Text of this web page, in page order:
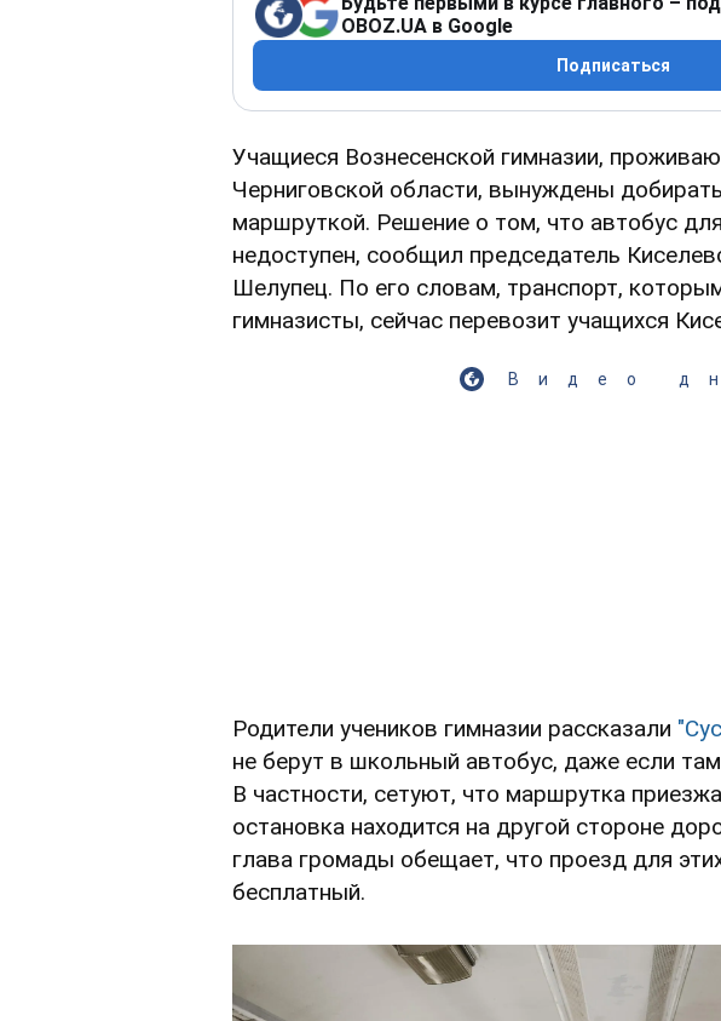
OBOZ.UA в Google
Подписаться
Учащиеся Вознесенской гимназии,
Черниговской области, вынуждены
маршруткой. Решение о том, что автобус
недоступен, сообщил председатель
Шелупец. По его словам, транспорт,
гимназисты, сейчас перевозит учащихся
Видео
Родители учеников гимназии рассказали
не берут в школьный автобус, даже если
В частности, сетуют, что маршрутка
остановка находится на другой стороне
глава громады обещает, что проезд для
бесплатный.